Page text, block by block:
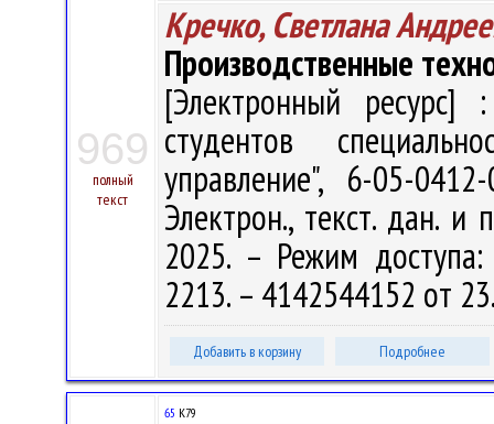
969
полный
текст
Кречко, Светлана
Производственные
[Электронный ресурс]
студентов
управление", 6-05-
Электрон., текст. дан.
2025. – Режим
2213. – 4142544152 от
Добавить в корзину Подробнее
65 К79